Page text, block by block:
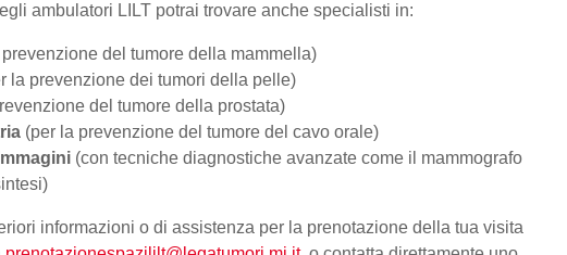
ambulatori LILT potrai trovare anche specialisti in:
del tumore della mammella)
la prevenzione dei tumori della pelle)
del tumore della prostata)
(per la prevenzione del tumore del cavo orale)
(con tecniche diagnostiche avanzate come il mammografo
informazioni o di assistenza per la prenotazione della tua visita